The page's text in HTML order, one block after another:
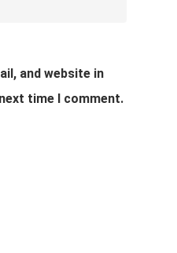
and website in
time I comment.